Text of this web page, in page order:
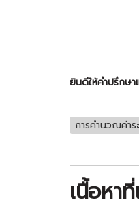
=
ยินดีให้คำปรึกษา
การคำนวณค่าร
เนื้อหา